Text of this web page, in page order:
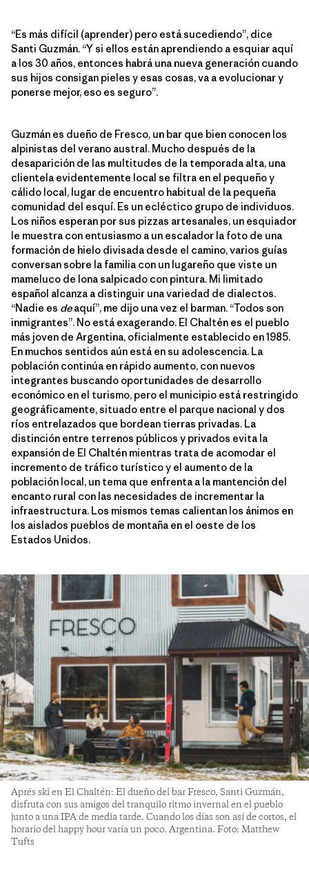
“Es más difícil (aprender) pero está sucediendo”, dice
Santi Guzmán. “Y si ellos están aprendiendo a esquiar aquí
a los 30 años, entonces habrá una nueva generación cuando
sus hijos consigan pieles y esas cosas, va a evolucionar y
ponerse mejor, eso es seguro”.
Guzmán es dueño de Fresco, un bar que bien conocen los
alpinistas del verano austral. Mucho después de la
desaparición de las multitudes de la temporada alta, una
clientela evidentemente local se filtra en el pequeño y
cálido local, lugar de encuentro habitual de la pequeña
comunidad del esquí. Es un ecléctico grupo de individuos.
Los niños esperan por sus pizzas artesanales, un esquiador
le muestra con entusiasmo a un escalador la foto de una
formación de hielo divisada desde el camino, varios guías
conversan sobre la familia con un lugareño que viste un
mameluco de lona salpicado con pintura. Mi limitado
español alcanza a distinguir una variedad de dialectos.
“Nadie es deaquí”, me dijo una vez el barman. “Todos son
inmigrantes”. No está exagerando. El Chaltén es el pueblo
más joven de Argentina, oficialmente establecido en 1985.
En muchos sentidos aún está en su adolescencia. La
población continúa en rápido aumento, con nuevos
integrantes buscando oportunidades de desarrollo
económico en el turismo, pero el municipio está restringido
geográficamente, situado entre el parque nacional y dos
ríos entrelazados que bordean tierras privadas. La
distinción entre terrenos públicos y privados evita la
expansión de El Chaltén mientras trata de acomodar el
incremento de tráfico turístico y el aumento de la
población local, un tema que enfrenta a la mantención del
encanto rural con las necesidades de incrementar la
infraestructura. Los mismos temas calientan los ánimos en
los aislados pueblos de montaña en el oeste de los
Estados Unidos.
Aprés ski en El Chaltén: El dueño del bar Fresco, Santi Guzmán,
disfruta con sus amigos del tranquilo ritmo invernal en el pueblo
junto a una IPA de media tarde. Cuando los días son así de cortos, el
horario del happy hour varía un poco. Argentina. Foto: Matthew
Tufts